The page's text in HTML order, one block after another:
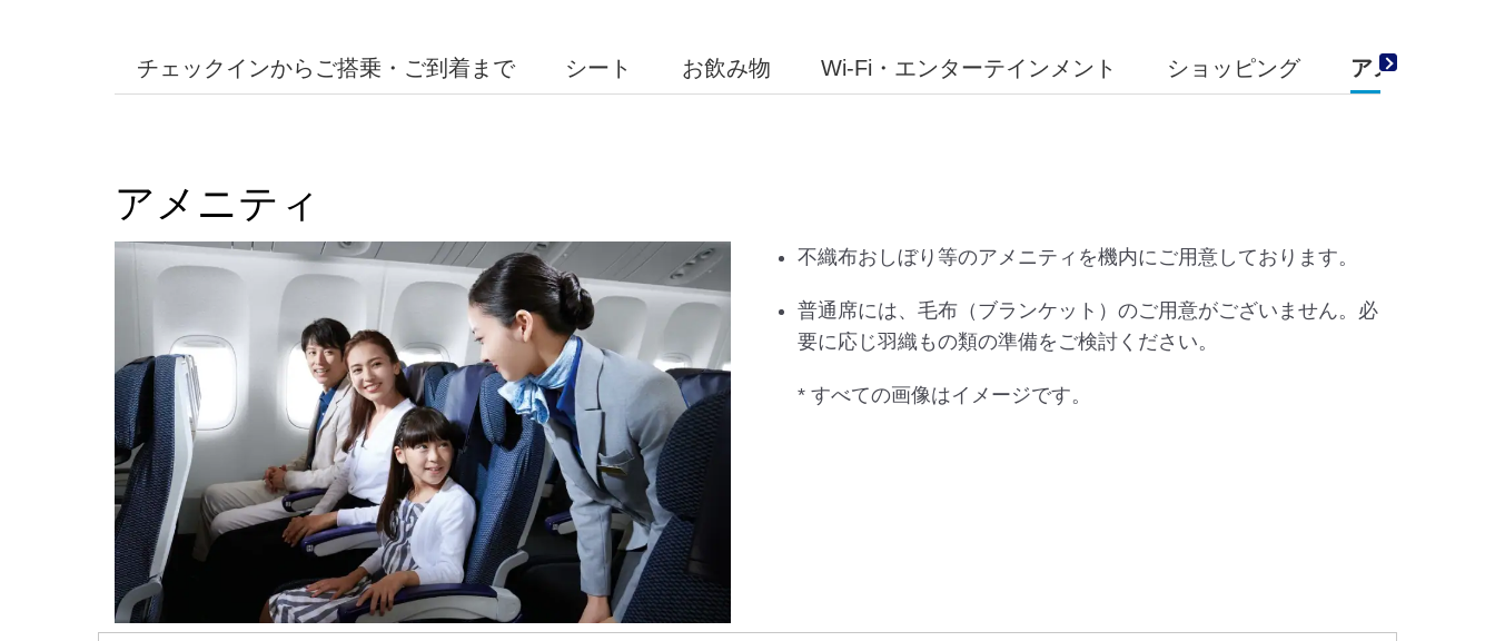
チェックインからご搭乗・ご到着まで シート お飲み物 Wi-Fi・エンターテインメント ショッピング アメニティ
アメニティ
不織布おしぼり等のアメニティを機内にご用意しております。
普通席には、毛布（ブランケット）のご用意がございません。必
要に応じ羽織もの類の準備をご検討ください。
* すべての画像はイメージです。